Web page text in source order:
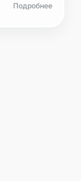
Подробнее